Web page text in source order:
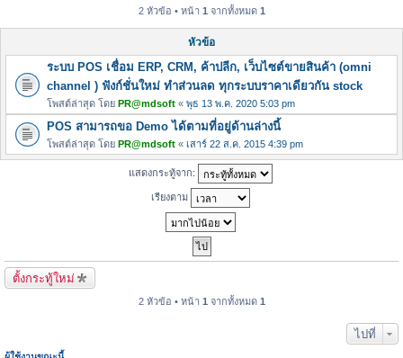
2 หัวข้อ • หน้า 1 จากทั้งหมด 1
หัวข้อ
ระบบ POS เชื่อม ERP, CRM, ค้าปลีก, เว็บไซต์ขายสินค้า (omni
channel ) ฟังก์ชั่นใหม่ ทำส่วนลด ทุกระบบราคาเดียวกัน stock
โพสต์ล่าสุด โดย PR@mdsoft « พุธ 13 พ.ค. 2020 5:03 pm
POS สามารถขอ Demo ได้ตามที่อยู่ด้านล่างนี้
โพสต์ล่าสุด โดย PR@mdsoft « เสาร์ 22 ส.ค. 2015 4:39 pm
แสดงกระทู้จาก:
เรียงตาม
ตั้งกระทู้ใหม่
2 หัวข้อ • หน้า 1 จากทั้งหมด 1
ไปที่